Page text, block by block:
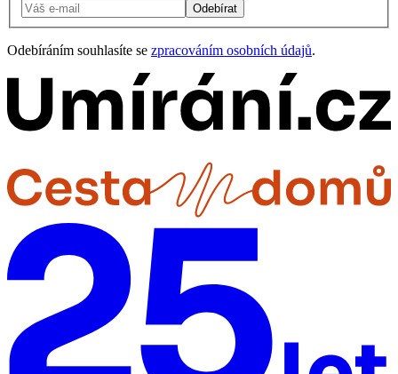
Odebírat
Odebíráním souhlasíte se zpracováním osobních údajů.